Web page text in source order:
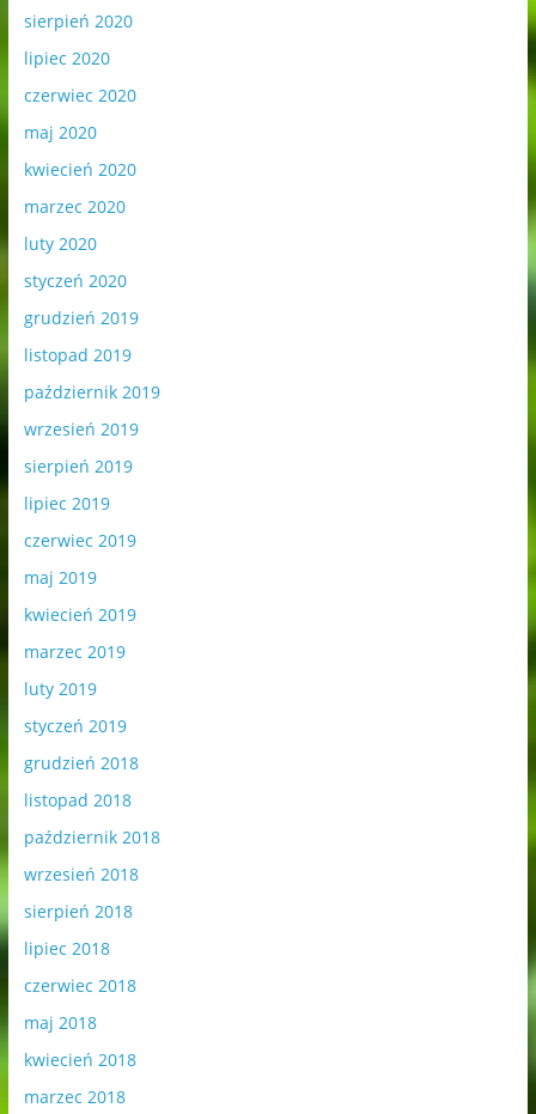
sierpień 2020
lipiec 2020
czerwiec 2020
maj 2020
kwiecień 2020
marzec 2020
luty 2020
styczeń 2020
grudzień 2019
listopad 2019
październik 2019
wrzesień 2019
sierpień 2019
lipiec 2019
czerwiec 2019
maj 2019
kwiecień 2019
marzec 2019
luty 2019
styczeń 2019
grudzień 2018
listopad 2018
październik 2018
wrzesień 2018
sierpień 2018
lipiec 2018
czerwiec 2018
maj 2018
kwiecień 2018
marzec 2018